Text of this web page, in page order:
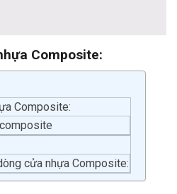
Composite:
Composite:
cửa nhựa Composite: